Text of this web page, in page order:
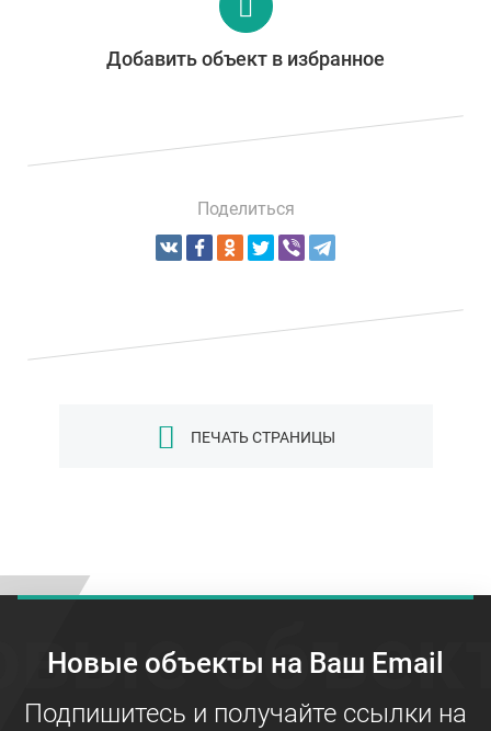
Добавить объект в избранное
Поделиться
ПЕЧАТЬ СТРАНИЦЫ
Новые объекты на Ваш Email
Подпишитесь и получайте ссылки на